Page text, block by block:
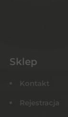
Sklep
Kontakt
Rejestracja